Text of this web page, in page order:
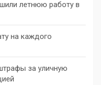
летнюю работу в
на каждого
за уличную